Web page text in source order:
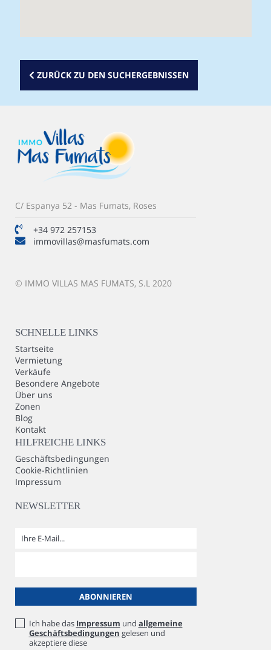
ZURÜCK ZU DEN SUCHERGEBNISSEN
C/ Espanya 52 - Mas Fumats, Roses
+34 972 257153
immovillas@masfumats.com
© IMMO VILLAS MAS FUMATS, S.L 2020
SCHNELLE LINKS
Startseite
Vermietung
Verkäufe
Besondere Angebote
Über uns
Zonen
Blog
Kontakt
HILFREICHE LINKS
Geschäftsbedingungen
Cookie-Richtlinien
Impressum
NEWSLETTER
Ich habe das Impressum und allgemeine
Geschäftsbedingungen gelesen und
akzeptiere diese